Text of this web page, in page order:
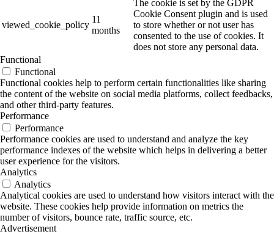
viewed_cookie_policy
11
months
The cookie is set by the GDPR
Cookie Consent plugin and is used
to store whether or not user has
consented to the use of cookies. It
does not store any personal data.
Functional
Functional
Functional cookies help to perform certain functionalities like sharing
the content of the website on social media platforms, collect feedbacks,
and other third-party features.
Performance
Performance
Performance cookies are used to understand and analyze the key
performance indexes of the website which helps in delivering a better
user experience for the visitors.
Analytics
Analytics
Analytical cookies are used to understand how visitors interact with the
website. These cookies help provide information on metrics the
number of visitors, bounce rate, traffic source, etc.
Advertisement